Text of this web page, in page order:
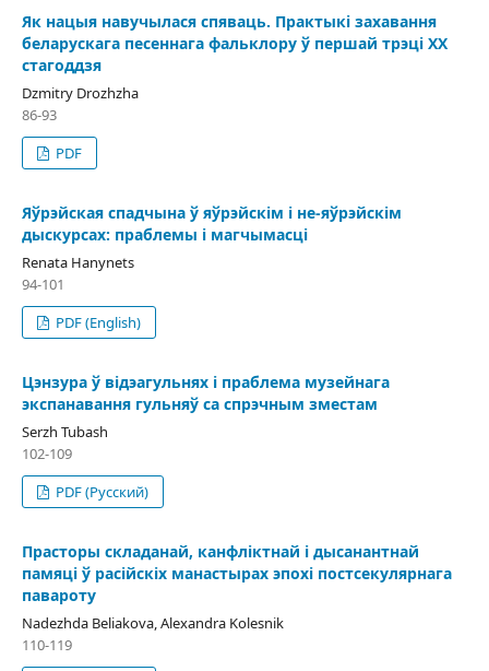
Як нацыя навучылася спяваць. Практыкі захавання
беларускага песеннага фальклору ў першай трэці ХХ
стагоддзя
Dzmitry Drozhzha
86-93
PDF
Яўрэйская спадчына ў яўрэйскім і не-яўрэйскім
дыскурсах: праблемы і магчымасці
Renata Hanynets
94-101
PDF (English)
Цэнзура ў відэагульнях і праблема музейнага
экспанавання гульняў са спрэчным зместам
Serzh Tubash
102-109
PDF (Русский)
Прасторы складанай, канфліктнай і дысанантнай
памяці ў расійскіх манастырах эпохі постсекулярнага
павароту
Nadezhda Beliakova, Alexandra Kolesnik
110-119